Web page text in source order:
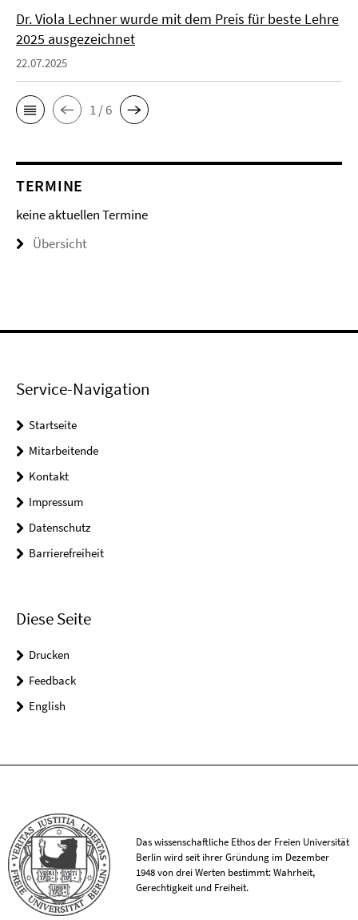
Dr. Viola Lechner wurde mit dem Preis für beste Lehre
2025 ausgezeichnet
22.07.2025
1 / 6
TERMINE
keine aktuellen Termine
Übersicht
Service-Navigation
Startseite
Mitarbeitende
Kontakt
Impressum
Datenschutz
Barrierefreiheit
Diese Seite
Drucken
Feedback
English
Das wissenschaftliche Ethos der Freien Universität
Berlin wird seit ihrer Gründung im Dezember
1948 von drei Werten bestimmt: Wahrheit,
Gerechtigkeit und Freiheit.